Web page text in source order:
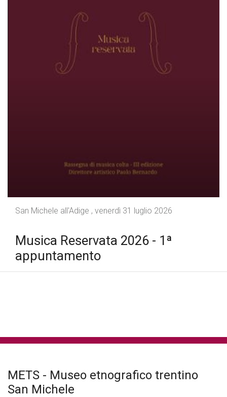
Musica Reservata 2026 - 1ª
appuntamento
San Michele all'Adige , venerdì 31 luglio 2026
METS - Museo etnografico trentino
San Michele